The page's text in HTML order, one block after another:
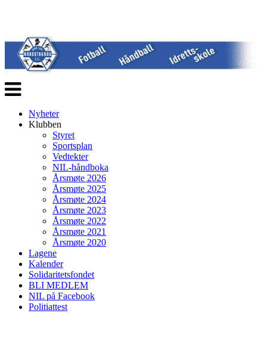
Veksle
navigasjon
Nyheter
Klubben
Styret
Sportsplan
Vedtekter
NIL-håndboka
Årsmøte 2026
Årsmøte 2025
Årsmøte 2024
Årsmøte 2023
Årsmøte 2022
Årsmøte 2021
Årsmøte 2020
Lagene
Kalender
Solidaritetsfondet
BLI MEDLEM
NIL på Facebook
Politiattest